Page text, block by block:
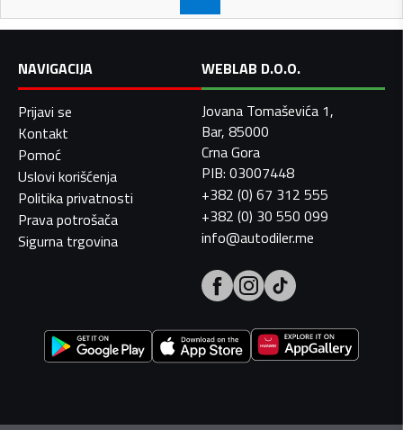
NAVIGACIJA
Prijavi se
Kontakt
Pomoć
Uslovi korišćenja
Politika privatnosti
Prava potrošača
Sigurna trgovina
WEBLAB D.O.O.
Jovana Tomaševića 1,
Bar, 85000
Crna Gora
PIB: 03007448
+382 (0) 67 312 555
+382 (0) 30 550 099
info@autodiler.me